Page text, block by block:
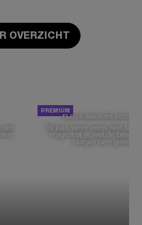
OVERZICHT
FLOOR BAKHUYS
'Ik kan weer eens niet
vragen of ik wel de beste,
burger ben